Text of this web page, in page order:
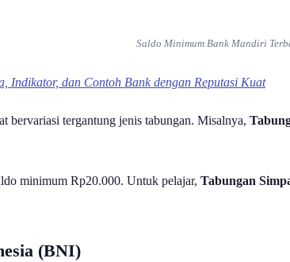
Saldo Minimum Bank Mandiri
Indikator, dan Contoh Bank dengan Reputasi Kuat
bervariasi tergantung jenis tabungan. Misalnya,
minimum Rp20.000. Untuk pelajar, Tabungan
(BNI)